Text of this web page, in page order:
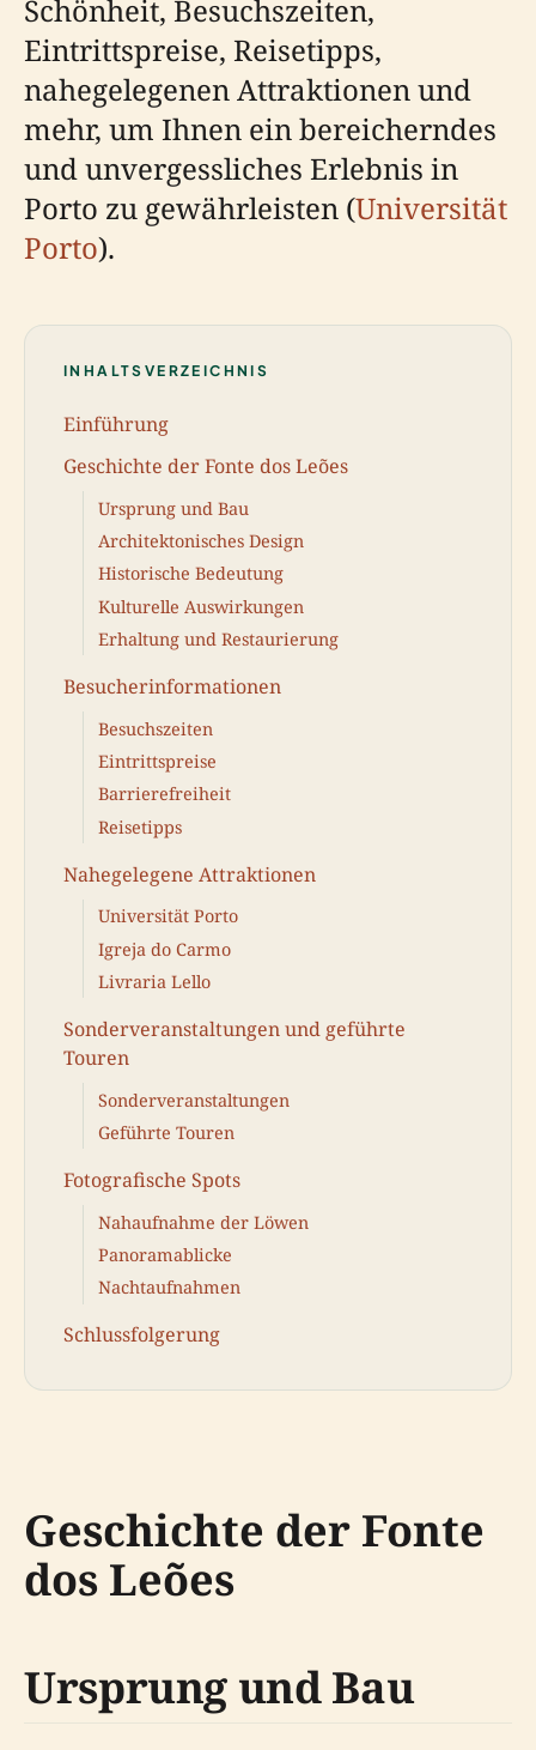
Schönheit, Besuchszeiten,
Eintrittspreise, Reisetipps,
nahegelegenen Attraktionen und
mehr, um Ihnen ein bereicherndes
und unvergessliches Erlebnis in
Porto zu gewährleisten (Universität
Porto).
INHALTSVERZEICHNIS
Einführung
Geschichte der Fonte dos Leões
Ursprung und Bau
Architektonisches Design
Historische Bedeutung
Kulturelle Auswirkungen
Erhaltung und Restaurierung
Besucherinformationen
Besuchszeiten
Eintrittspreise
Barrierefreiheit
Reisetipps
Nahegelegene Attraktionen
Universität Porto
Igreja do Carmo
Livraria Lello
Sonderveranstaltungen und geführte
Touren
Sonderveranstaltungen
Geführte Touren
Fotografische Spots
Nahaufnahme der Löwen
Panoramablicke
Nachtaufnahmen
Schlussfolgerung
Geschichte der Fonte
dos Leões
Ursprung und Bau